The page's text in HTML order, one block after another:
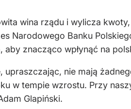
wina rządu i wylicza
Narodowego Banku
aby znacząco wpłynąć na
upraszczając, nie mają
w tempie wzrostu. Przy
Glapiński.